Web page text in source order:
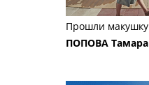
Прошли макушку
ПОПОВА Тамара